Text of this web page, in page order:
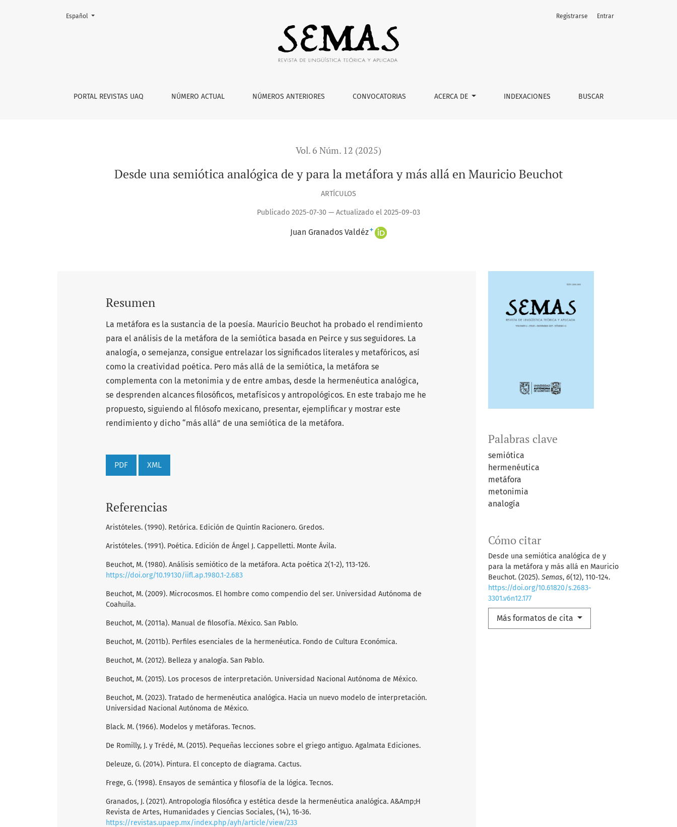
Desde una semiótica analógica de y para la metáfora y más allá en Mauricio Beuchot
PORTAL REVISTAS UAQ NÚMERO ACTUAL NÚMEROS ANTERIORES CONVOCATORIAS ACERCA DE INDEXACIONES BUSCAR
Registrarse Entrar
Cambiar el idioma. El actual es:
Español
Vol. 6 Núm. 12 (2025)
Desde una semiótica analógica de y para la metáfora y más allá en Mauricio Beuchot
ARTÍCULOS
Publicado 2025-07-30 — Actualizado el 2025-09-03
Juan Granados Valdéz+
Palabras clave
semiótica
hermenéutica
metáfora
metonimia
analogía
Cómo citar
Desde una semiótica analógica de y
para la metáfora y más allá en Mauricio
Beuchot. (2025). Semas, 6(12), 110-124.
https://doi.org/10.61820/s.2683-
3301.v6n12.177
Más formatos de cita
Resumen
La metáfora es la sustancia de la poesía. Mauricio Beuchot ha probado el rendimiento
para el análisis de la metáfora de la semiótica basada en Peirce y sus seguidores. La
analogía, o semejanza, consigue entrelazar los significados literales y metafóricos, así
como la creatividad poética. Pero más allá de la semiótica, la metáfora se
complementa con la metonimia y de entre ambas, desde la hermenéutica analógica,
se desprenden alcances filosóficos, metafísicos y antropológicos. En este trabajo me he
propuesto, siguiendo al filósofo mexicano, presentar, ejemplificar y mostrar este
rendimiento y dicho “más allá” de una semiótica de la metáfora.
PDF XML
Referencias
Aristóteles. (1990). Retórica. Edición de Quintín Racionero. Gredos.
Aristóteles. (1991). Poética. Edición de Ángel J. Cappelletti. Monte Ávila.
Beuchot, M. (1980). Análisis semiótico de la metáfora. Acta poética 2(1-2), 113-126.
https://doi.org/10.19130/iifl.ap.1980.1-2.683
Beuchot, M. (2009). Microcosmos. El hombre como compendio del ser. Universidad Autónoma de
Coahuila.
Beuchot, M. (2011a). Manual de filosofía. México. San Pablo.
Beuchot, M. (2011b). Perfiles esenciales de la hermenéutica. Fondo de Cultura Económica.
Beuchot, M. (2012). Belleza y analogía. San Pablo.
Beuchot, M. (2015). Los procesos de interpretación. Universidad Nacional Autónoma de México.
Beuchot, M. (2023). Tratado de hermenéutica analógica. Hacia un nuevo modelo de interpretación.
Universidad Nacional Autónoma de México.
Black. M. (1966). Modelos y metáforas. Tecnos.
De Romilly, J. y Trédé, M. (2015). Pequeñas lecciones sobre el griego antiguo. Agalmata Ediciones.
Deleuze, G. (2014). Pintura. El concepto de diagrama. Cactus.
Frege, G. (1998). Ensayos de semántica y filosofía de la lógica. Tecnos.
Granados, J. (2021). Antropología filosófica y estética desde la hermenéutica analógica. A&Amp;H
Revista de Artes, Humanidades y Ciencias Sociales, (14), 16-36.
https://revistas.upaep.mx/index.php/ayh/article/view/233